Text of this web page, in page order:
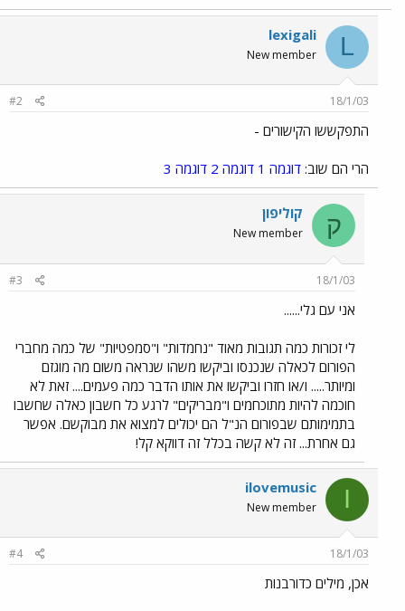
L
lexigali
New member
18/1/03
#2
התפקששו הקישורים -
הרי הם שוב: דוגמה 1 דוגמה 2 דוגמה 3
ק קוליפון
New member
18/1/03
#3
אני עם גלי......
לי זכורות כמה תגובות מאוד "נחמדות" ו"סמפטיות" של כמה מחברי
הפורום לכאלה שנכנסו וביקשו משהו שנראה משום מה מוגזם
ומיותר..... ו/או חזרו וביקשו את אותו הדבר כמה פעמים.... זאת לא
חוכמה להיות מתוכחמים ו"מבריקים" לרגע כל חשבון כאלה שחשבו
בתמימותם שבפורום הנ"ל הם יכולים למצוא את מבוקשם. אפשר
גם אחרת... זה לא קשה בכלל זה דווקא קל!
I
ilovemusic
New member
18/1/03
#4
אכן, מילים כדורבנות